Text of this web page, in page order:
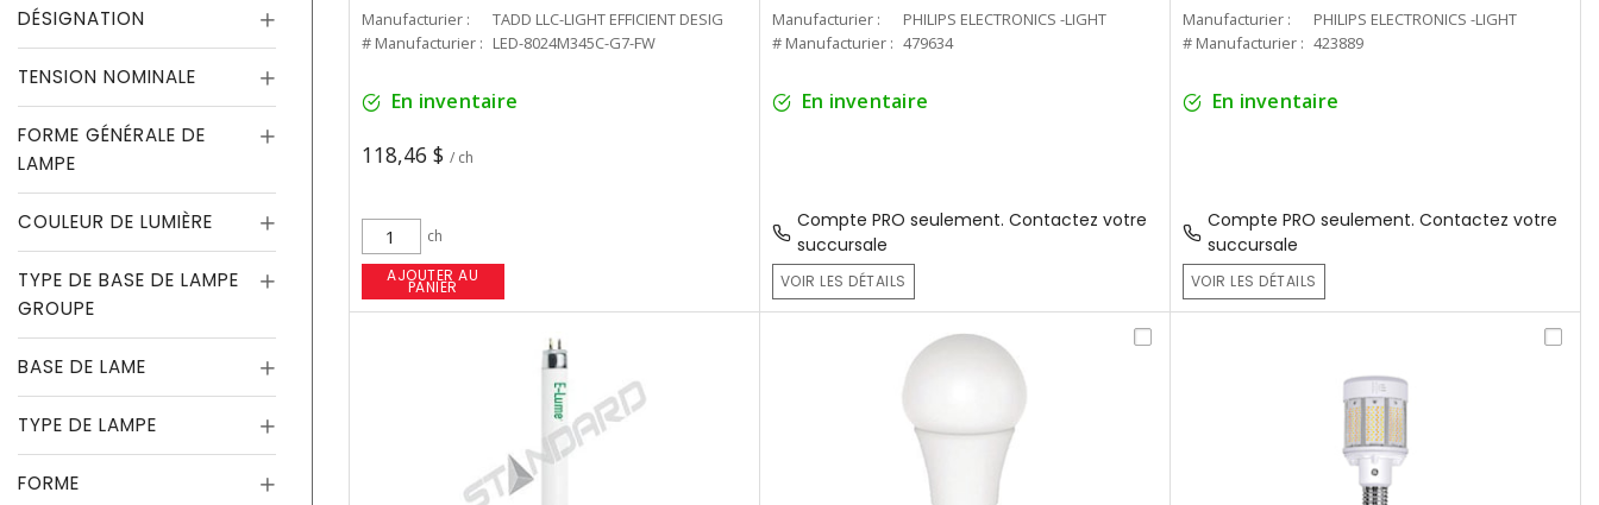
DÉSIGNATION
TENSION NOMINALE
FORME GÉNÉRALE DE
LAMPE
COULEUR DE LUMIÈRE
TYPE DE BASE DE LAMPE
GROUPE
BASE DE LAME
TYPE DE LAMPE
FORME
Manufacturier :
TADD LLC-LIGHT EFFICIENT DESIG
# Manufacturier : LED-8024M345C-G7-FW
En inventaire
118,46 $ / ch
ch
AJOUTER AU
PANIER
Manufacturier :
PHILIPS ELECTRONICS -LIGHT
# Manufacturier : 479634
En inventaire
Compte PRO seulement. Contactez votre
succursale
VOIR LES DÉTAILS
Manufacturier :
PHILIPS ELECTRONICS -LIGHT
# Manufacturier : 423889
En inventaire
Compte PRO seulement. Contactez votre
succursale
VOIR LES DÉTAILS